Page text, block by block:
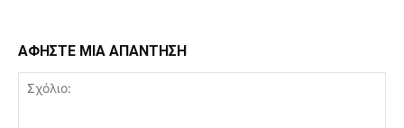
ΑΦΗΣΤΕ ΜΙΑ ΑΠΑΝΤΗΣΗ